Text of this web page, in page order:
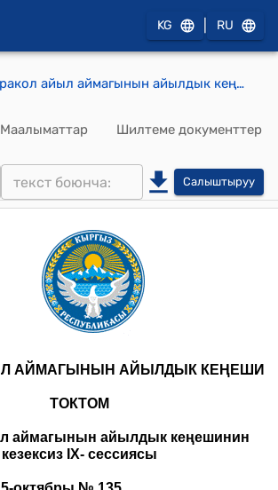
KG RU
Каракол айыл аймагынын айылдык кеңешинин кезекcиз 2025-жылдын 15-октябрындагы № 135 "Каракол айыл аймагынын Үч-Эмчек айылындагы К.Каимов атындагы орто мектебинин кошумча корпусунун ичин капиталдык ремонттон өткөрүүгө дем берүүчү үлүштүк грантка долбоор жазууга макулдук берүү жөнүндө" токтому
Маалыматтар Шилтеме документтер
Салыштыруу